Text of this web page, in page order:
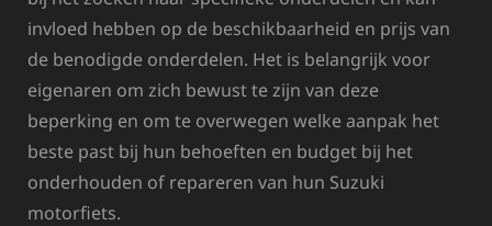
invloed hebben op de beschikbaarheid en prijs van
de benodigde onderdelen. Het is belangrijk voor
eigenaren om zich bewust te zijn van deze
beperking en om te overwegen welke aanpak het
beste past bij hun behoeften en budget bij het
onderhouden of repareren van hun Suzuki
motorfiets.